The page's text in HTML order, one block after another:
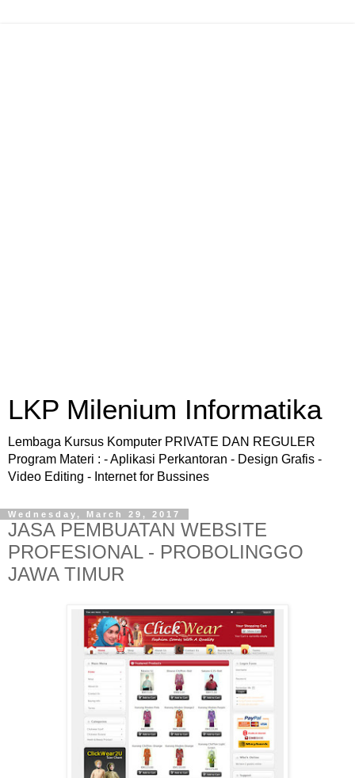
LKP Milenium Informatika
Lembaga Kursus Komputer PRIVATE DAN REGULER
Program Materi : - Aplikasi Perkantoran - Design Grafis -
Video Editing - Internet for Bussines
Wednesday, March 29, 2017
JASA PEMBUATAN WEBSITE
PROFESIONAL - PROBOLINGGO
JAWA TIMUR